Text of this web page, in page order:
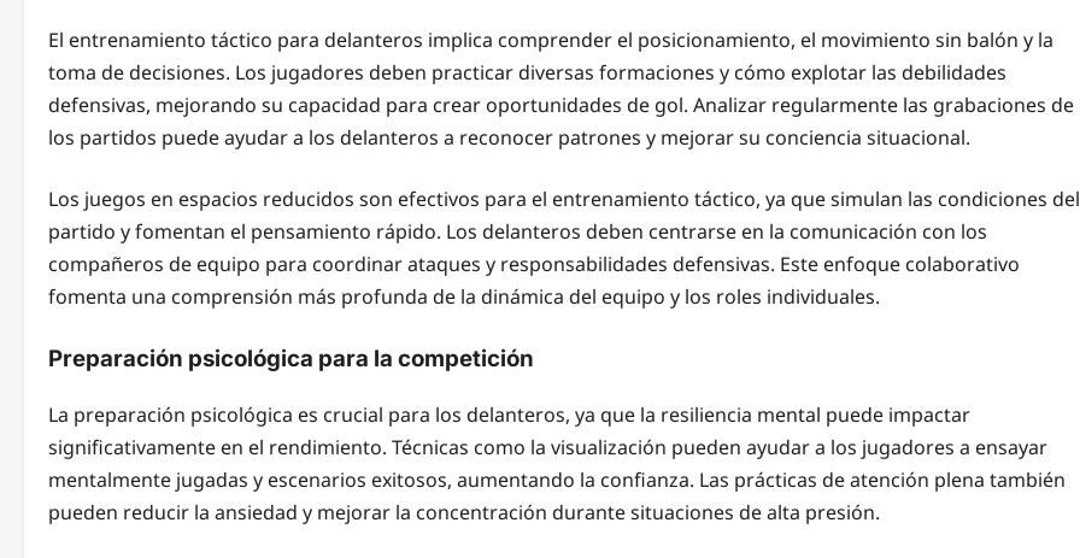
El entrenamiento táctico para delanteros implica comprender el posicionamiento, el movimiento sin balón y la
toma de decisiones. Los jugadores deben practicar diversas formaciones y cómo explotar las debilidades
defensivas, mejorando su capacidad para crear oportunidades de gol. Analizar regularmente las grabaciones de
los partidos puede ayudar a los delanteros a reconocer patrones y mejorar su conciencia situacional.
Los juegos en espacios reducidos son efectivos para el entrenamiento táctico, ya que simulan las condiciones del
partido y fomentan el pensamiento rápido. Los delanteros deben centrarse en la comunicación con los
compañeros de equipo para coordinar ataques y responsabilidades defensivas. Este enfoque colaborativo
fomenta una comprensión más profunda de la dinámica del equipo y los roles individuales.
Preparación psicológica para la competición
La preparación psicológica es crucial para los delanteros, ya que la resiliencia mental puede impactar
significativamente en el rendimiento. Técnicas como la visualización pueden ayudar a los jugadores a ensayar
mentalmente jugadas y escenarios exitosos, aumentando la confianza. Las prácticas de atención plena también
pueden reducir la ansiedad y mejorar la concentración durante situaciones de alta presión.